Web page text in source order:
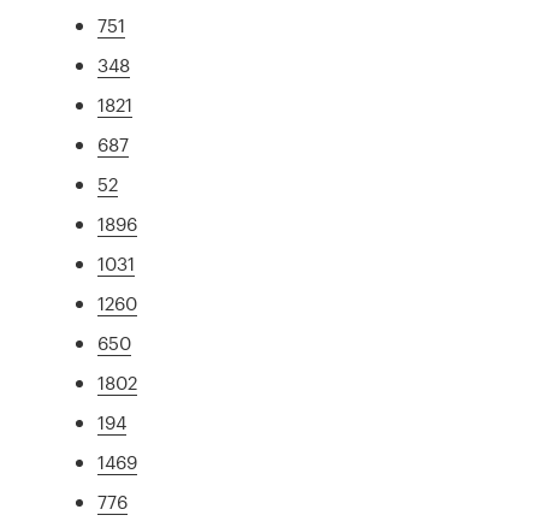
751
348
1821
687
52
1896
1031
1260
650
1802
194
1469
776